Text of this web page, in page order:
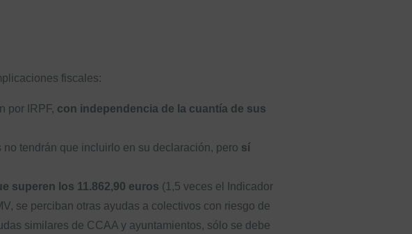
fiscales:
por IRPF, con independencia de la cuantía de sus
tendrán que incluirlo en su declaración, pero sí
superen los 11.862,90 euros (1,5 veces el Indicador
se perciban otras ayudas a colectivos con riesgo de
similares de CCAA y ayuntamientos, sólo se debe